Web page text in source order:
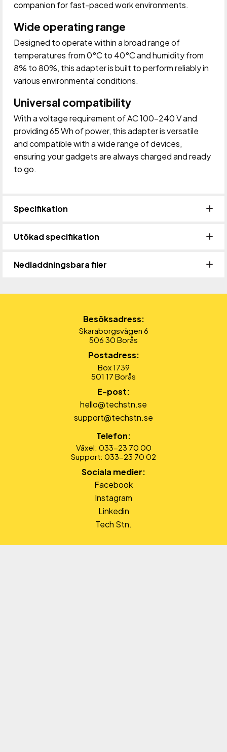
companion for fast-paced work environments.
Wide operating range
Designed to operate within a broad range of
temperatures from 0°C to 40°C and humidity from
8% to 80%, this adapter is built to perform reliably in
various environmental conditions.
Universal compatibility
With a voltage requirement of AC 100-240 V and
providing 65 Wh of power, this adapter is versatile
and compatible with a wide range of devices,
ensuring your gadgets are always charged and ready
to go.
Specifikation
Utökad specifikation
Nedladdningsbara filer
Besöksadress:
Skaraborgsvägen 6
506 30 Borås
Postadress:
Box 1739
501 17 Borås
E-post:
hello@techstn.se
support@techstn.se
Telefon:
Växel: 033-23 70 00
Support: 033-23 70 02
Sociala medier:
Facebook
Instagram
Linkedin
Tech Stn.